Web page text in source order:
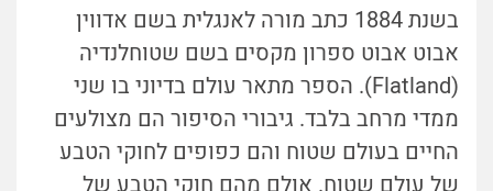
בשנת 1884 כתב מורה לאנגלית בשם אדווין
אבוט אבוט ספרון מקסים בשם שטוחלנדיה
(Flatland). הספר מתאר עולם בדיוני בו שני
ממדי מרחב בלבד. גיבורי הסיפור הם מצולעים
החיים בעולם שטוח והם כפופים לחוקי הטבע
של עולם שטוח. אולם מהם חוקי הטבע של